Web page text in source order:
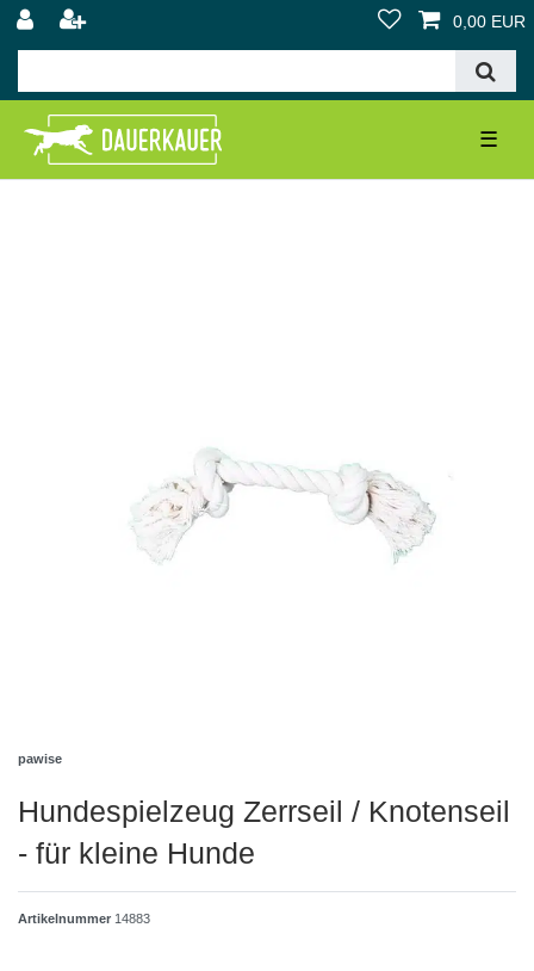
0,00 EUR
☰
pawise
Hundespielzeug Zerrseil / Knotenseil
- für kleine Hunde
Artikelnummer 14883